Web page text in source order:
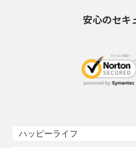
安心のセキ
ハッピーライフ